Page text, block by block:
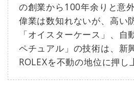
の創業から100年余りと意
偉業は数知れないが、高い
「オイスターケース」、自
ペチュアル」の技術は、新
ROLEXを不動の地位に押し